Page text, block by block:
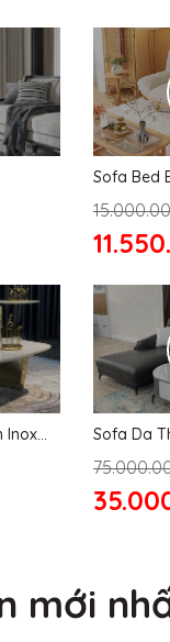
Sofa Bed
Inox
Sofa Da
mới